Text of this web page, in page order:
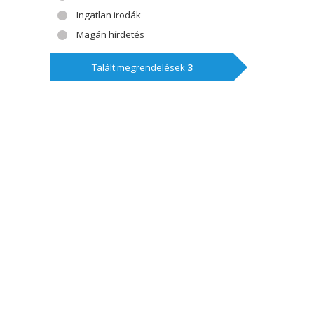
Ingatlan irodák
Magán hírdetés
Talált megrendelések 3